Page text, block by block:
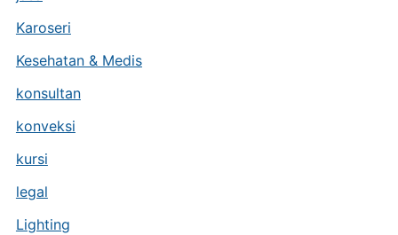
Karoseri
Kesehatan & Medis
konsultan
konveksi
kursi
legal
Lighting